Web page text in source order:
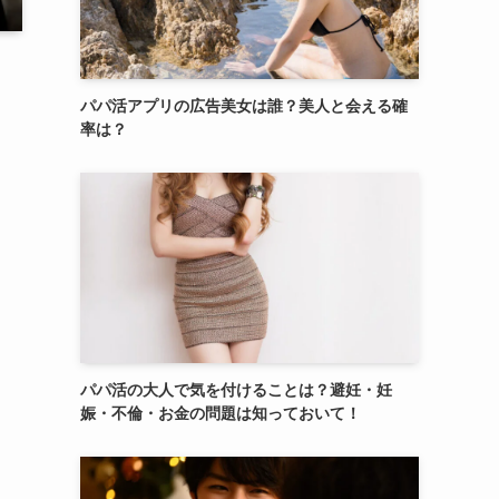
パパ活アプリの広告美女は誰？美人と会える確
率は？
パパ活の大人で気を付けることは？避妊・妊
娠・不倫・お金の問題は知っておいて！